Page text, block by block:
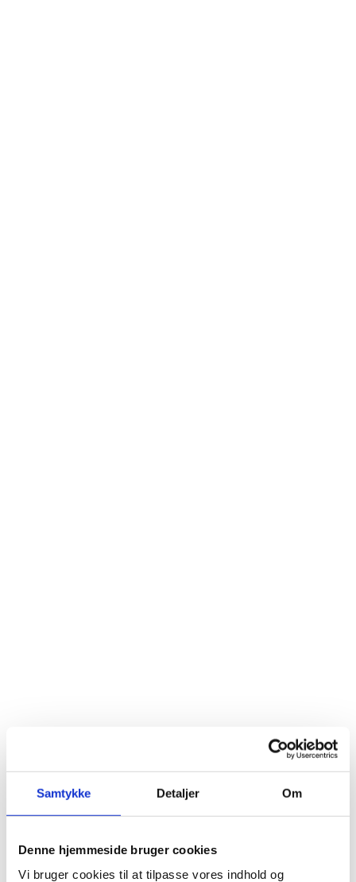
Samtykke Detaljer Om
Denne hjemmeside bruger cookies
Vi bruger cookies til at tilpasse vores indhold og